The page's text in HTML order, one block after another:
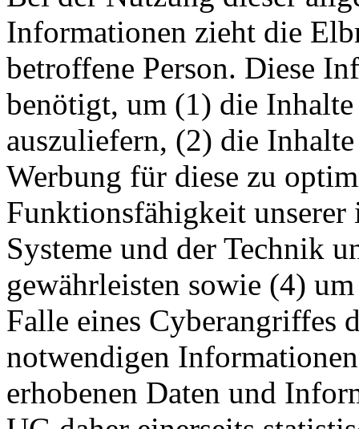
Informationen zieht die
betroffene Person. Diese
benötigt, um (1) die
auszuliefern, (2) die
Werbung für diese zu
Funktionsfähigkeit
Systeme und der Technik
gewährleisten sowie (4)
Falle eines Cyberangriffes
notwendigen
erhobenen Daten und